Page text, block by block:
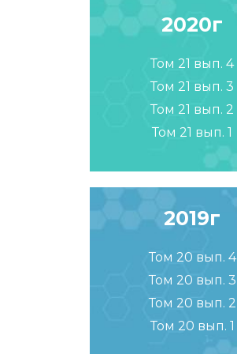
2020г
Том 21 вып. 4
Том 21 вып. 3
Том 21 вып. 2
Том 21 вып. 1
2019г
Том 20 вып. 4
Том 20 вып. 3
Том 20 вып. 2
Том 20 вып. 1